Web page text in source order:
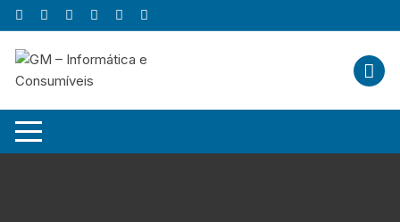
Skip
to
content